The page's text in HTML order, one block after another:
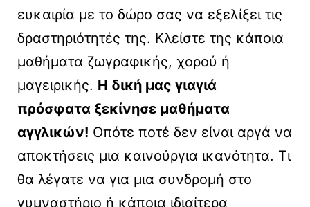
ευκαιρία με το δώρο σας να εξελίξει τις
δραστηριότητές της. Κλείστε της κάποια
μαθήματα ζωγραφικής, χορού ή
μαγειρικής. Η δική μας γιαγιά
πρόσφατα ξεκίνησε μαθήματα
αγγλικών! Οπότε ποτέ δεν είναι αργά να
αποκτήσεις μια καινούργια ικανότητα. Τι
θα λέγατε να για μια συνδρομή στο
γυμναστήριο ή κάποια ιδιαίτερα